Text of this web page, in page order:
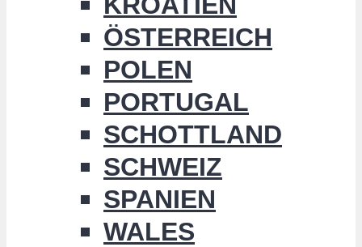
ÖSTERREICH
POLEN
PORTUGAL
SCHOTTLAND
SCHWEIZ
SPANIEN
WALES